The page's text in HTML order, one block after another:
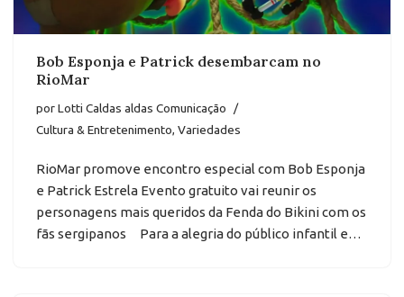
Bob Esponja e Patrick desembarcam no
RioMar
porLotti Caldas aldas Comunicação
Cultura & Entretenimento, Variedades
RioMar promove encontro especial com Bob Esponja
e Patrick Estrela Evento gratuito vai reunir os
personagens mais queridos da Fenda do Bikini com os
fãs sergipanos Para a alegria do público infantil e…